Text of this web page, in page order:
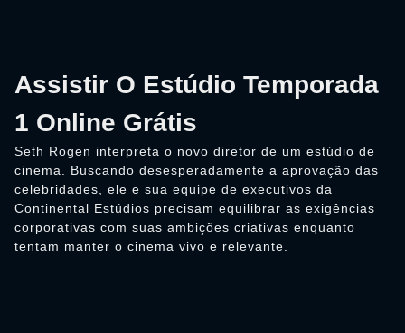
Assistir O Estúdio Temporada
1 Online Grátis
Seth Rogen interpreta o novo diretor de um estúdio de
cinema. Buscando desesperadamente a aprovação das
celebridades, ele e sua equipe de executivos da
Continental Estúdios precisam equilibrar as exigências
corporativas com suas ambições criativas enquanto
tentam manter o cinema vivo e relevante.